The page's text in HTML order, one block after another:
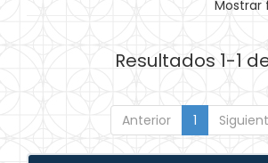
Mostrar
Resultados 1-1
Anterior 1